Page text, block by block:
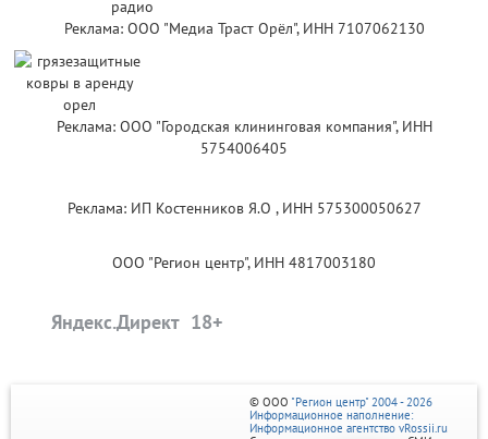
Реклама: ООО "Медиа Траст Орёл", ИНН 7107062130
Реклама: ООО "Городская клининговая компания", ИНН
5754006405
Реклама: ИП Костенников Я.О , ИНН 575300050627
ООО "Регион центр", ИНН 4817003180
Яндекс.Директ
© ООО "Регион центр" 2004 - 2026
Информационное наполнение:
Информационное агентство vRossii.ru